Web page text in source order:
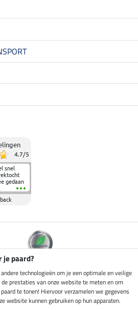
4.7/5
snel
gedaan
te
je paard?
technologieën om je een optimale en veilige
prestaties van onze website te meten en om
te tonen! Hiervoor verzamelen we gegevens
website kunnen gebruiken op hun apparaten.